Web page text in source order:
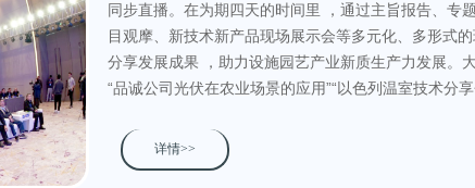
同步直播。在为期四天的时间里 ，通过主旨报告、专
目观摩、新技术新产品现场展示会等多元化、多形式
分享发展成果 ，助力设施园艺产业新质生产力发展。
“品诚公司光伏在农业场景的应用”“以色列温室技术分享
详情>>